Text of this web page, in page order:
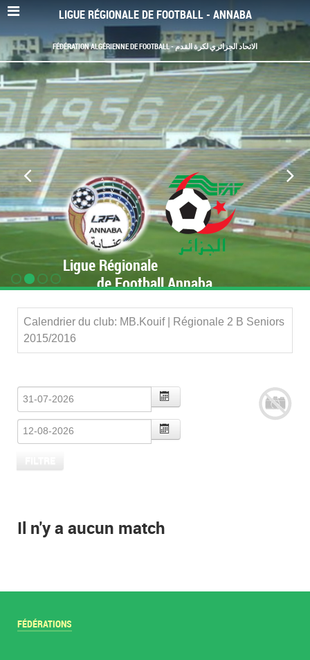
LIGUE RÉGIONALE DE FOOTBALL - ANNABA
FÉDÉRATION ALGÉRIENNE DE FOOTBALL - الاتحاد الجزائري لكرة القدم
Ligue Régionale
de Football Annaba
Calendrier du club: MB.Kouif | Régionale 2 B Seniors
2015/2016
Il n'y a aucun match
FÉDÉRATIONS